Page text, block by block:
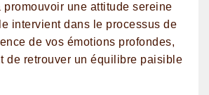
promouvoir une attitude sereine
intervient dans le processus de
de vos émotions profondes,
de retrouver un équilibre paisible